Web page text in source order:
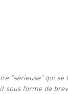
"sérieuse" qui
sous forme de